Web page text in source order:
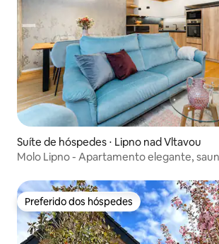
Suíte de hóspedes ⋅ Lipno nad Vltavou
Molo Lipno - Apartamento elegante,
Preferido dos hóspedes
Preferido dos hóspedes